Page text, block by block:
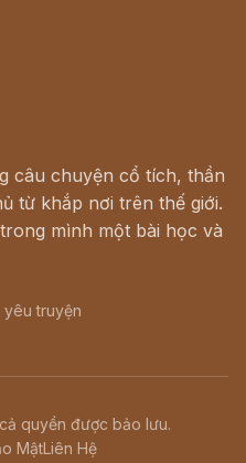
câu chuyện cổ tích, thần
từ khắp nơi trên thế giới.
mình một bài học và
truyện
quyền được bảo lưu.
MậtLiên Hệ